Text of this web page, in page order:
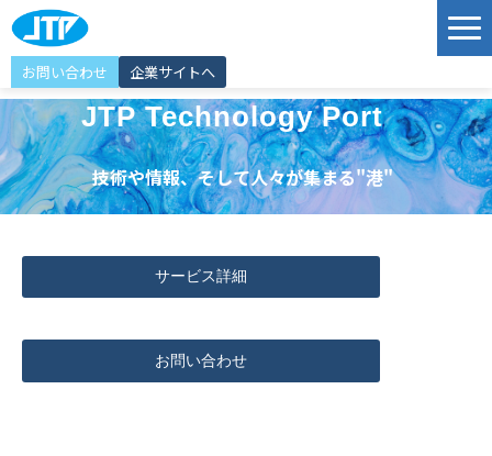
お問い合わせ 企業サイトへ
サービス
ソリューション
導入事例
エンジニア紹介
イベント情報
JTP Technology Port
技術や情報、そして人々が集まる"港"
サービス詳細
お問い合わせ